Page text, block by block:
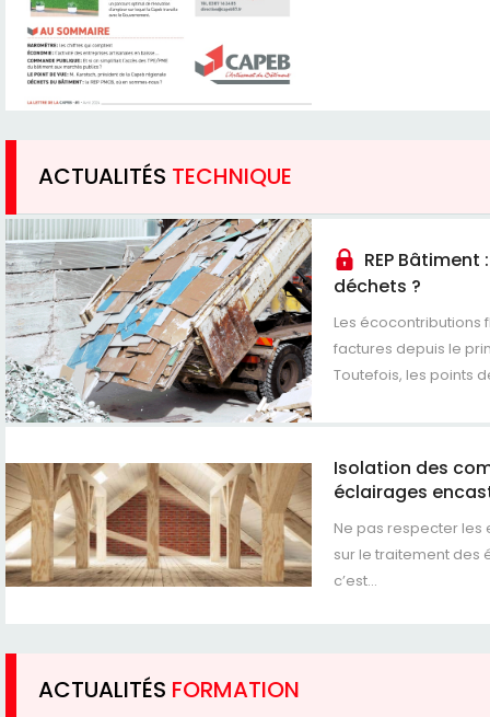
ACTUALITÉS TECHNIQUE
REP
déchets ?
Les écocontributions
factures depuis le
Toutefois, les points
Isolation des
éclairages
Ne pas respecter les
sur le traitement des
c’est...
ACTUALITÉS FORMATION